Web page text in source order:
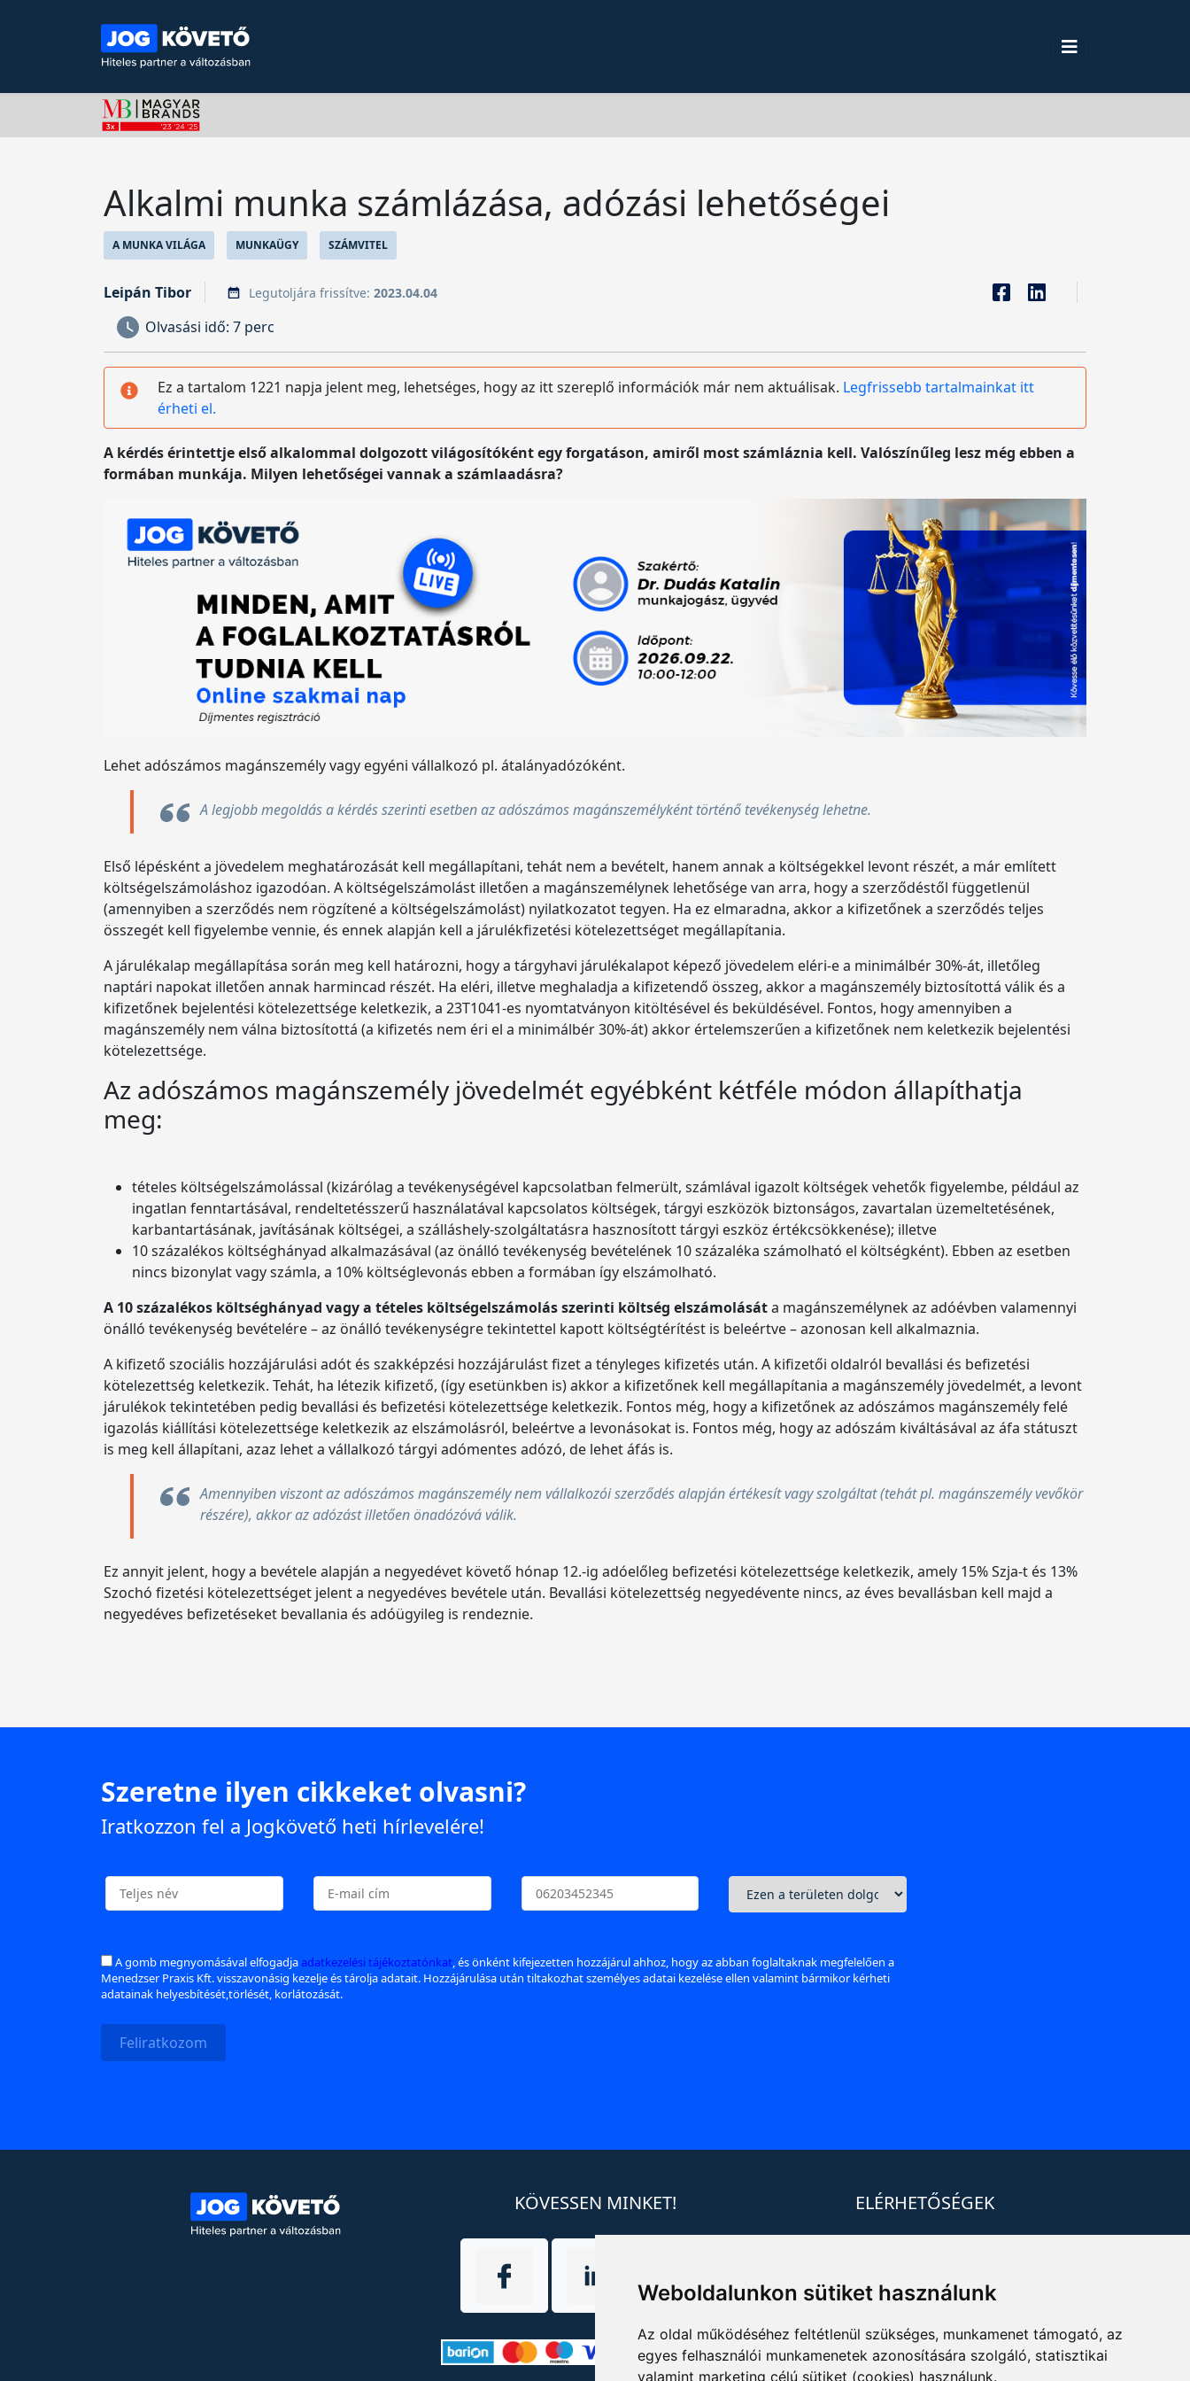
Weboldalunkon sütiket használunk
Az oldal működéséhez feltétlenül szükséges, munkamenet támogató, az
egyes felhasználói munkamenetek azonosítására szolgáló, statisztikai
valamint marketing célú sütiket (cookies) használunk.
Alkalmi munka számlázása, adózási lehetőségei
A MUNKA VILÁGA MUNKAÜGY SZÁMVITEL
Leipán Tibor Legutoljára frissítve: 2023.04.04
Olvasási idő: 7 perc
Ez a tartalom 1221 napja jelent meg, lehetséges, hogy az itt szereplő információk már nem aktuálisak. Legfrissebb tartalmainkat itt
érheti el.
A kérdés érintettje első alkalommal dolgozott világosítóként egy forgatáson, amiről most számláznia kell. Valószínűleg lesz még ebben a
formában munkája. Milyen lehetőségei vannak a számlaadásra?
Lehet adószámos magánszemély vagy egyéni vállalkozó pl. átalányadózóként.
A legjobb megoldás a kérdés szerinti esetben az adószámos magánszemélyként történő tevékenység lehetne.
Első lépésként a jövedelem meghatározását kell megállapítani, tehát nem a bevételt, hanem annak a költségekkel levont részét, a már említett
költségelszámoláshoz igazodóan. A költségelszámolást illetően a magánszemélynek lehetősége van arra, hogy a szerződéstől függetlenül
(amennyiben a szerződés nem rögzítené a költségelszámolást) nyilatkozatot tegyen. Ha ez elmaradna, akkor a kifizetőnek a szerződés teljes
összegét kell figyelembe vennie, és ennek alapján kell a járulékfizetési kötelezettséget megállapítania.
A járulékalap megállapítása során meg kell határozni, hogy a tárgyhavi járulékalapot képező jövedelem eléri-e a minimálbér 30%-át, illetőleg
naptári napokat illetően annak harmincad részét. Ha eléri, illetve meghaladja a kifizetendő összeg, akkor a magánszemély biztosítottá válik és a
kifizetőnek bejelentési kötelezettsége keletkezik, a 23T1041-es nyomtatványon kitöltésével és beküldésével. Fontos, hogy amennyiben a
magánszemély nem válna biztosítottá (a kifizetés nem éri el a minimálbér 30%-át) akkor értelemszerűen a kifizetőnek nem keletkezik bejelentési
kötelezettsége.
Az adószámos magánszemély jövedelmét egyébként kétféle módon állapíthatja
meg:
tételes költségelszámolással (kizárólag a tevékenységével kapcsolatban felmerült, számlával igazolt költségek vehetők figyelembe, például az
ingatlan fenntartásával, rendeltetésszerű használatával kapcsolatos költségek, tárgyi eszközök biztonságos, zavartalan üzemeltetésének,
karbantartásának, javításának költségei, a szálláshely-szolgáltatásra hasznosított tárgyi eszköz értékcsökkenése); illetve
10 százalékos költséghányad alkalmazásával (az önálló tevékenység bevételének 10 százaléka számolható el költségként). Ebben az esetben
nincs bizonylat vagy számla, a 10% költséglevonás ebben a formában így elszámolható.
A 10 százalékos költséghányad vagy a tételes költségelszámolás szerinti költség elszámolásáta magánszemélynek az adóévben valamennyi
önálló tevékenység bevételére – az önálló tevékenységre tekintettel kapott költségtérítést is beleértve – azonosan kell alkalmaznia.
A kifizető szociális hozzájárulási adót és szakképzési hozzájárulást fizet a tényleges kifizetés után. A kifizetői oldalról bevallási és befizetési
kötelezettség keletkezik. Tehát, ha létezik kifizető, (így esetünkben is) akkor a kifizetőnek kell megállapítania a magánszemély jövedelmét, a levont
járulékok tekintetében pedig bevallási és befizetési kötelezettsége keletkezik. Fontos még, hogy a kifizetőnek az adószámos magánszemély felé
igazolás kiállítási kötelezettsége keletkezik az elszámolásról, beleértve a levonásokat is. Fontos még, hogy az adószám kiváltásával az áfa státuszt
is meg kell állapítani, azaz lehet a vállalkozó tárgyi adómentes adózó, de lehet áfás is.
Amennyiben viszont az adószámos magánszemély nem vállalkozói szerződés alapján értékesít vagy szolgáltat (tehát pl. magánszemély vevőkör
részére), akkor az adózást illetően önadózóvá válik.
Ez annyit jelent, hogy a bevétele alapján a negyedévet követő hónap 12.-ig adóelőleg befizetési kötelezettsége keletkezik, amely 15% Szja-t és 13%
Szochó fizetési kötelezettséget jelent a negyedéves bevétele után. Bevallási kötelezettség negyedévente nincs, az éves bevallásban kell majd a
negyedéves befizetéseket bevallania és adóügyileg is rendeznie.
Szeretne ilyen cikkeket olvasni?
Iratkozzon fel a Jogkövető heti hírlevelére!
A gomb megnyomásával elfogadjaadatkezelési tájékoztatónkat, és önként kifejezetten hozzájárul ahhoz, hogy az abban foglaltaknak megfelelően a
Menedzser Praxis Kft. visszavonásig kezelje és tárolja adatait. Hozzájárulása után tiltakozhat személyes adatai kezelése ellen valamint bármikor kérheti
adatainak helyesbítését,törlését, korlátozását.
Feliratkozom
KÖVESSEN MINKET! ELÉRHETŐSÉGEK
info@mprx.hu